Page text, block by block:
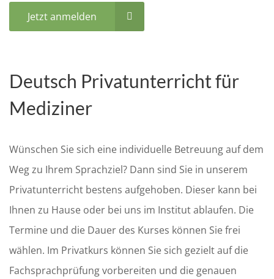
Jetzt anmelden
Deutsch Privatunterricht für
Mediziner
Wünschen Sie sich eine individuelle Betreuung auf dem
Weg zu Ihrem Sprachziel? Dann sind Sie in unserem
Privatunterricht bestens aufgehoben. Dieser kann bei
Ihnen zu Hause oder bei uns im Institut ablaufen. Die
Termine und die Dauer des Kurses können Sie frei
wählen. Im Privatkurs können Sie sich gezielt auf die
Fachsprachprüfung vorbereiten und die genauen